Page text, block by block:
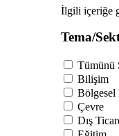
İlgili içeriğe
Tema/
Tümünü
Bilişim
Bölgesel
Çevre
Dış